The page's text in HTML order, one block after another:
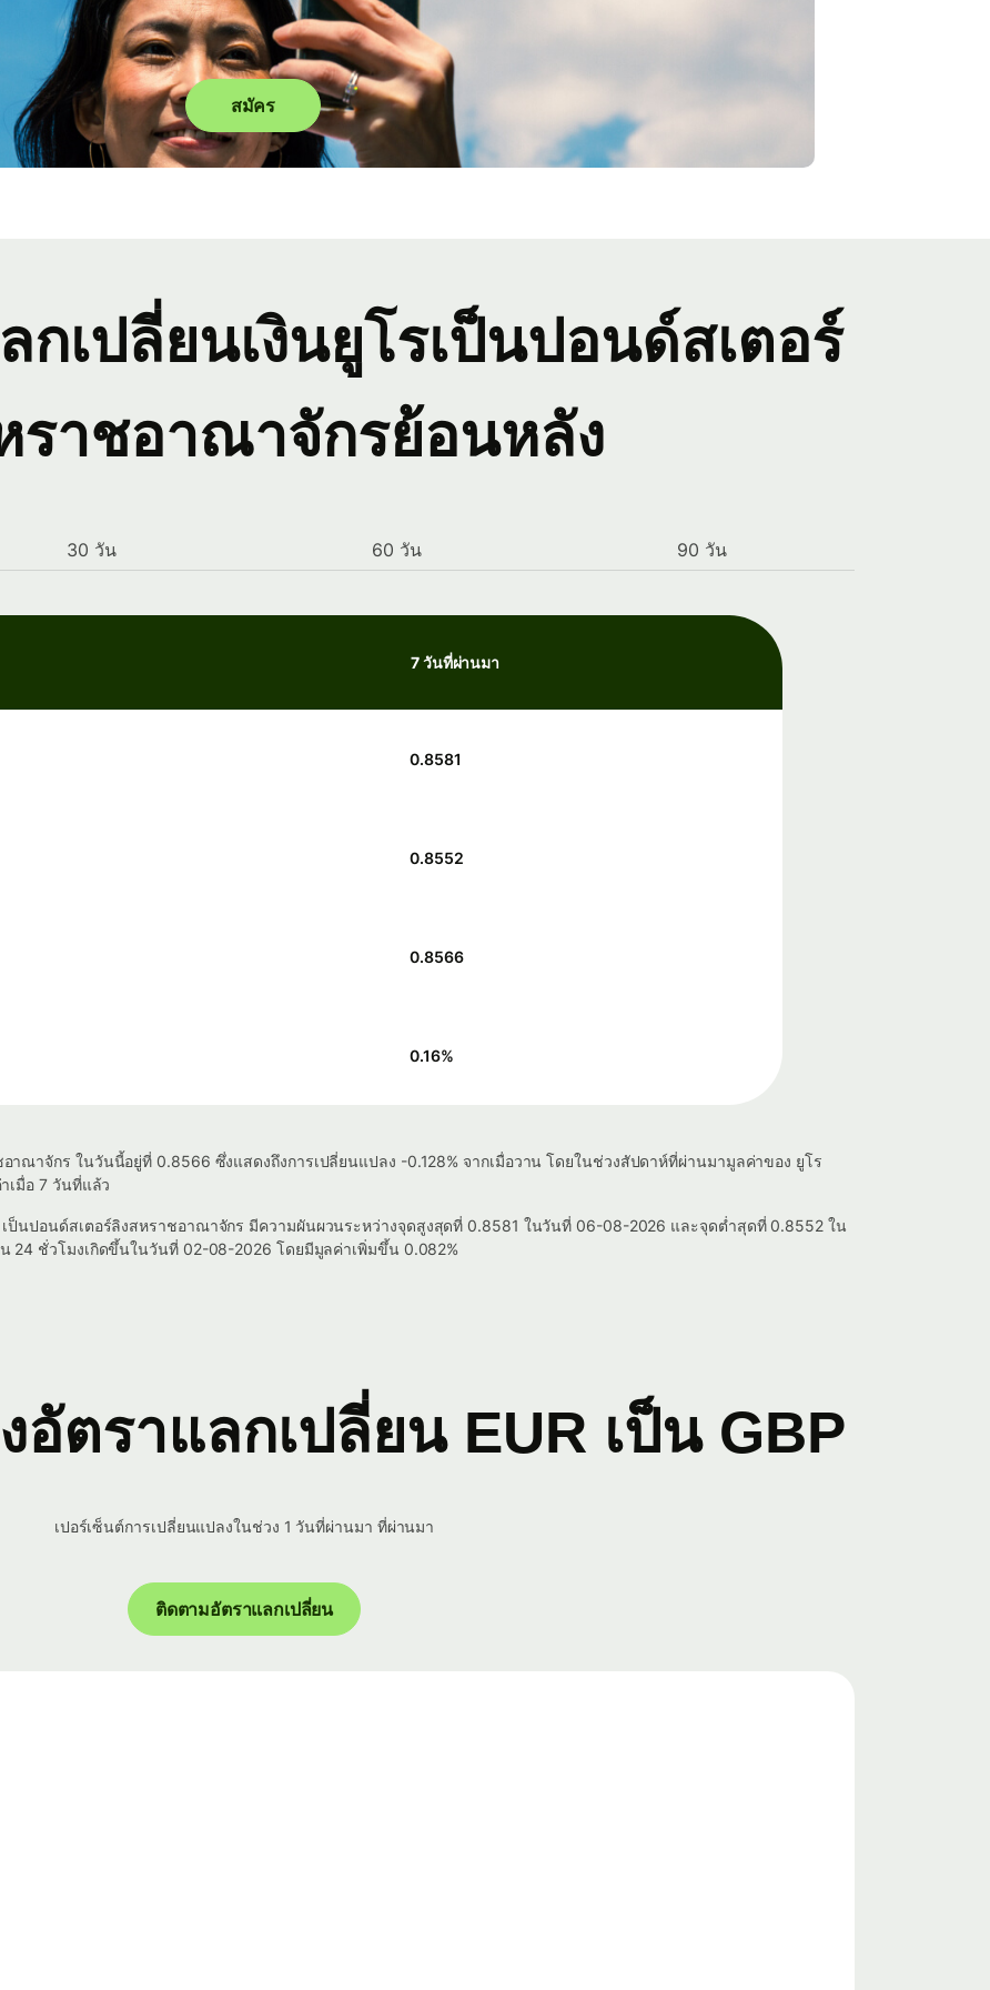
สมัคร
กเปลี่ยนเงินยูโรเป็นปอนด์สเตอร์
ราชอาณาจักรย้อนหลัง
30 วัน 60 วัน 90 วัน
7 วันที่ผ่านมา
0.8581
0.8552
0.8566
0.16%
าณาจักร ในวันนี้อยู่ที่ 0.8566 ซึ่งแสดงถึงการเปลี่ยนแปลง -0.128% จากเมื่อวาน โดยในช่วงสัปดาห์ที่ผ่านมามูลค่าของ ยูโร
เมื่อ 7 วันที่แล้ว
ป็นปอนด์สเตอร์ลิงสหราชอาณาจักร มีความผันผวนระหว่างจุดสูงสุดที่ 0.8581 ในวันที่ 06-08-2026 และจุดต่ำสุดที่ 0.8552 ใน
24 ชั่วโมงเกิดขึ้นในวันที่ 02-08-2026 โดยมีมูลค่าเพิ่มขึ้น 0.082%
ตราแลกเปลี่ยน EUR เป็น GBP
เปอร์เซ็นต์การเปลี่ยนแปลงในช่วง 1 วันที่ผ่านมา ที่ผ่านมา
ติดตามอัตราแลกเปลี่ยน